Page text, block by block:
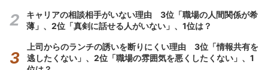
キャリアの相談相手がいない理由 3位「職場の人間関係が希
薄」、2位「真剣に話せる人がいない」、1位は？
上司からのランチの誘いを断りにくい理由 3位「情報共有を
逃したくない」、2位「職場の雰囲気を悪くしたくない」、1